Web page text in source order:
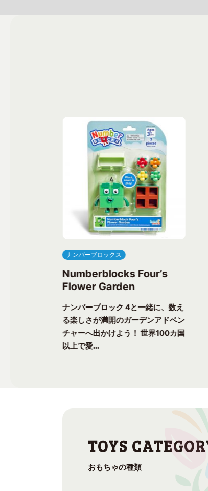
ナンバーブロックス
Numberblocks Four’s
Flower Garden
ナンバーブロック 4と一緒に、数え
る楽しさが満開のガーデンアドベン
チャーへ出かけよう！ 世界100カ国
以上で愛...
おもちゃの種類